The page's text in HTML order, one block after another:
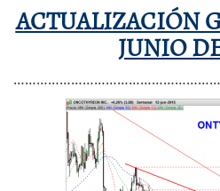
ACTUALIZACIÓN
JUNIO